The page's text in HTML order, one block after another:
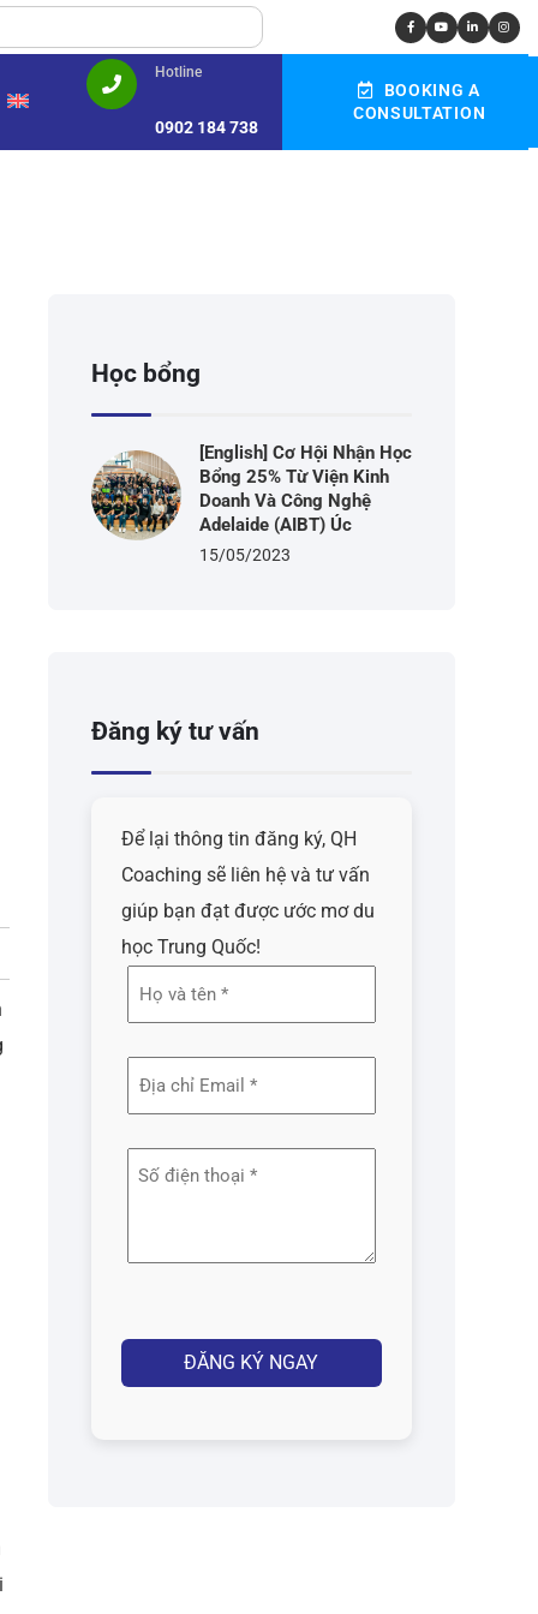
Hotline
0902 184 738
BOOKING A
CONSULTATION
Học bổng
[English] Cơ Hội Nhận Học
Bổng 25% Từ Viện Kinh
Doanh Và Công Nghệ
Adelaide (AIBT) Úc
15/05/2023
Đăng ký tư vấn
Để lại thông tin đăng ký, QH
Coaching sẽ liên hệ và tư vấn
giúp bạn đạt được ước mơ du
học Trung Quốc!
Họ
và
tên
(Required)
Địa
chỉ
email
(Required)
Số